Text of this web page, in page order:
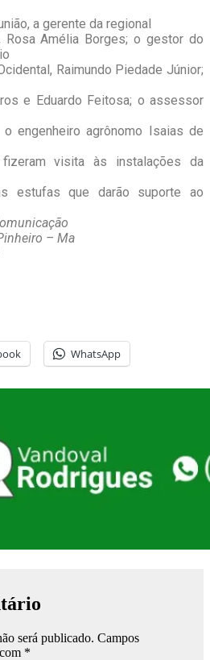
a gerente da regional
Rosa Amélia Borges; o gestor do
Raimundo Piedade Júnior;
e Eduardo Feitosa; o assessor
engenheiro agrônomo Isaias de
fizeram visita às instalações da
estufas que darão suporte ao
– Ma
WhatsApp
será publicado. Campos
*